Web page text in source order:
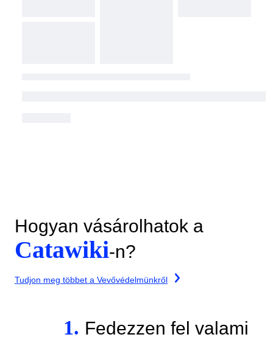
Hogyan vásárolhatok a
Catawiki-n?
Tudjon meg többet a Vevővédelmünkről
1. Fedezzen fel valami